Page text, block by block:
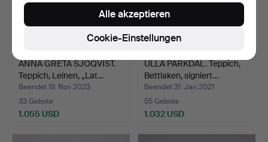
ANNA GRETA SJÖQVIST.
Teppich, Leinen, „Lat…
Beendet 19. Nov 2023
33 Gebote
1.055 USD
ULLA PARKDAL. Teppich,
Bettlaken, signiert…
Beendet 31. Jan 2021
55 Gebote
1.032 USD
Cookie-Einstellungen
Alle akzeptieren